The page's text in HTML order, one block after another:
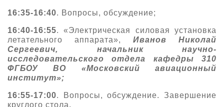
16:35-16:40. Вопросы, обсуждение;
16:40-16:55. «Электрическая силовая установка
летательного аппарата», Иванов Николай
Сергеевич, начальник научно-
исследовательского отдела кафедры 310
ФГБОУ ВО «Московский авиационный
институт»;
16:55-17:00. Вопросы, обсуждение. Завершение
круглого стола.